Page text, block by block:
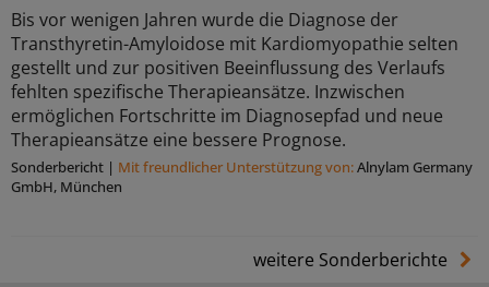
Bis vor wenigen Jahren wurde die Diagnose der
Transthyretin-Amyloidose mit Kardiomyopathie selten
gestellt und zur positiven Beeinflussung des Verlaufs
fehlten spezifische Therapieansätze. Inzwischen
ermöglichen Fortschritte im Diagnosepfad und neue
Therapieansätze eine bessere Prognose.
Sonderbericht | Mit freundlicher Unterstützung von:Alnylam Germany
GmbH, München
weitere Sonderberichte